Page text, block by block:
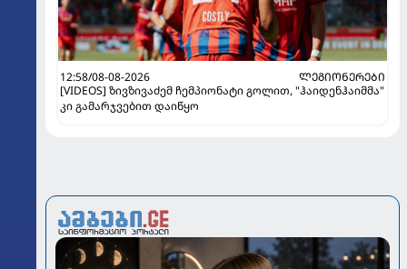
12:58/08-08-2026
ᲚᲔᲒᲘᲝᲜᲔᲠᲔᲑᲘ
[VIDEOS] ზივზივაძემ ჩემპიონატი გოლით, "ჰაიდენჰაიმმა"
კი გამარჯვებით დაიწყო